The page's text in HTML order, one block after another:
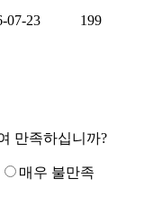
07-23 199
만족하십니까?
매우 불만족